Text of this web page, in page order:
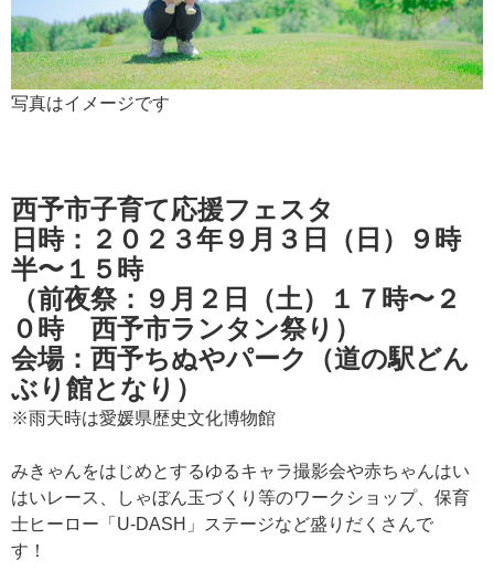
写真はイメージです
西予市子育て応援フェスタ
日時：２０２３年９月３日（日）９時
半〜１５時
（前夜祭：９月２日（土）１７時〜２
０時 西予市ランタン祭り）
会場：西予ちぬやパーク（道の駅どん
ぶり館となり）
※雨天時は愛媛県歴史文化博物館
みきゃんをはじめとするゆるキャラ撮影会や赤ちゃんはい
はいレース、しゃぼん玉づくり等のワークショップ、保育
士ヒーロー「U-DASH」ステージなど盛りだくさんで
す！